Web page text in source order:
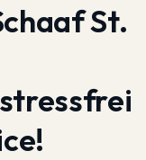
St.